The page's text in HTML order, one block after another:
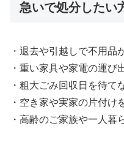
急いで処分したい
・退去や引越しで不用品
・重い家具や家電の運び
・粗大ごみ回収日を待て
・空き家や実家の片付け
・高齢のご家族や一人暮